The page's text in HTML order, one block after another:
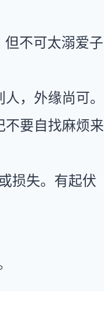
不可太溺爱子
，外缘尚可。
不要自找麻烦来
损失。有起伏